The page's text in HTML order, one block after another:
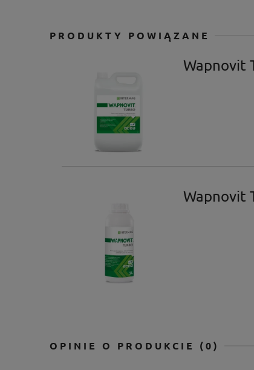
PRODUKTY POWIĄZANE
Wapnovit
Wapnovit
OPINIE O PRODUKCIE (0)